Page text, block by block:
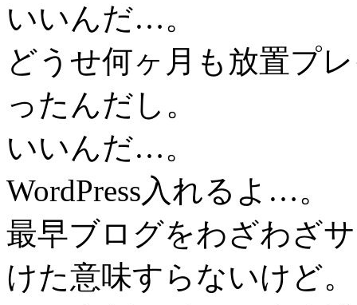
いいんだ…。
どうせ何ヶ月も放置プ
ったんだし。
いいんだ…。
WordPress入れるよ…。
最早ブログをわざわざ
けた意味すらないけど。